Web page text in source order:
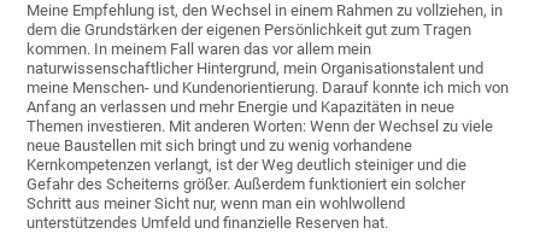
Meine Empfehlung ist, den Wechsel in einem Rahmen zu vollziehen, in
dem die Grundstärken der eigenen Persönlichkeit gut zum Tragen
kommen. In meinem Fall waren das vor allem mein
naturwissenschaftlicher Hintergrund, mein Organisationstalent und
meine Menschen- und Kundenorientierung. Darauf konnte ich mich von
Anfang an verlassen und mehr Energie und Kapazitäten in neue
Themen investieren. Mit anderen Worten: Wenn der Wechsel zu viele
neue Baustellen mit sich bringt und zu wenig vorhandene
Kernkompetenzen verlangt, ist der Weg deutlich steiniger und die
Gefahr des Scheiterns größer. Außerdem funktioniert ein solcher
Schritt aus meiner Sicht nur, wenn man ein wohlwollend
unterstützendes Umfeld und finanzielle Reserven hat.